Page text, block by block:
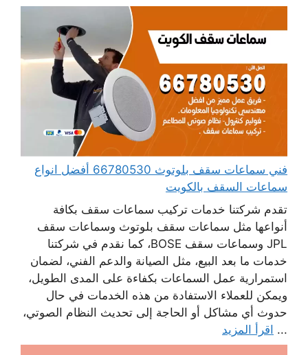
فني سماعات سقف بلوتوث 66780530 أفضل انواع
سماعات السقف بالكويت
تقدم شركتنا خدمات تركيب سماعات سقف بكافة
أنواعها مثل سماعات سقف بلوتوث وسماعات سقف
JPL وسماعات سقف BOSE، كما نقدم في شركتنا
خدمات ما بعد البيع، مثل الصيانة والدعم الفني، لضمان
استمرارية عمل السماعات بكفاءة على المدى الطويل،
ويمكن للعملاء الاستفادة من هذه الخدمات في حال
حدوث أي مشاكل أو الحاجة إلى تحديث النظام الصوتي،
... اقرأ المزيد